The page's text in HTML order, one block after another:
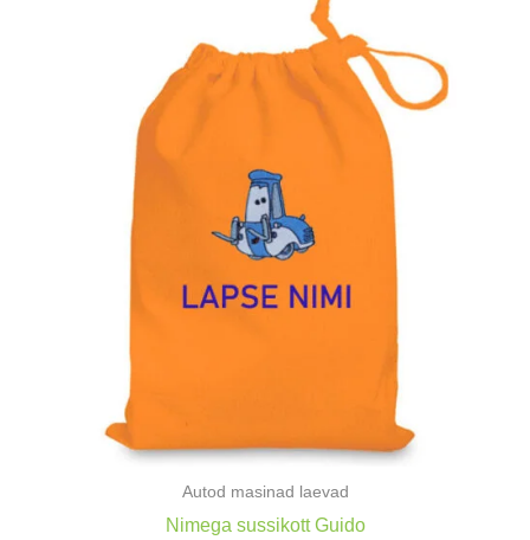
Autod masinad laevad
Nimega sussikott Guido